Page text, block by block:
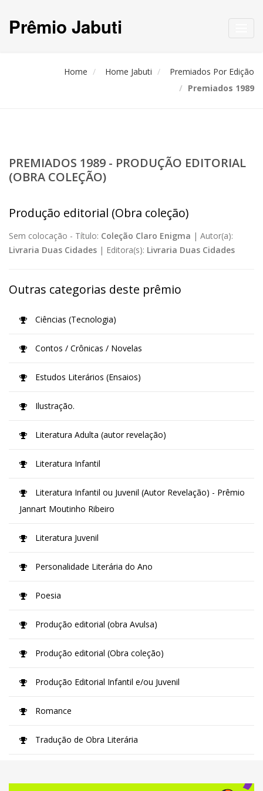
Prêmio Jabuti
Home Home Jabuti
Premiados Por Edição
Premiados 1989
PREMIADOS 1989 - PRODUÇÃO EDITORIAL
(OBRA COLEÇÃO)
Produção editorial (Obra coleção)
Sem colocação - Título: Coleção Claro Enigma | Autor(a):
Livraria Duas Cidades | Editora(s): Livraria Duas Cidades
Outras categorias deste prêmio
Ciências (Tecnologia)
Contos / Crônicas / Novelas
Estudos Literários (Ensaios)
Ilustração.
Literatura Adulta (autor revelação)
Literatura Infantil
Literatura Infantil ou Juvenil (Autor Revelação) - Prêmio
Jannart Moutinho Ribeiro
Literatura Juvenil
Personalidade Literária do Ano
Poesia
Produção editorial (obra Avulsa)
Produção editorial (Obra coleção)
Produção Editorial Infantil e/ou Juvenil
Romance
Tradução de Obra Literária